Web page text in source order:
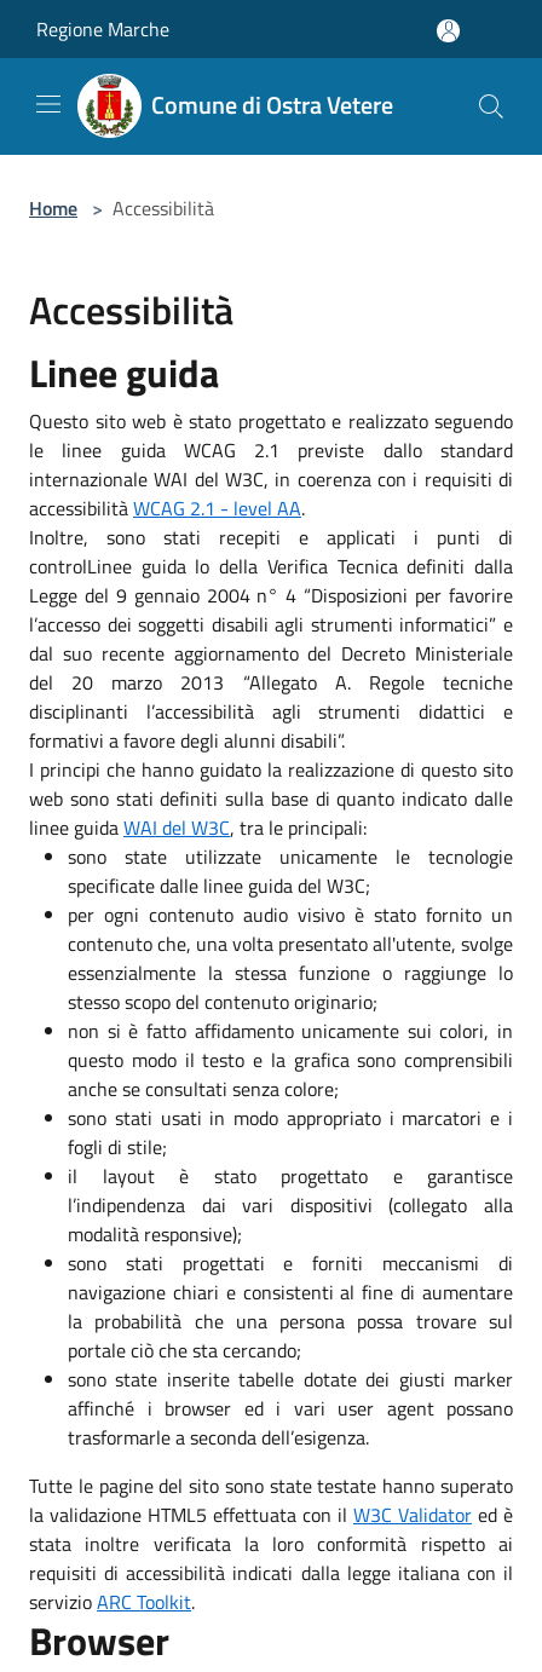
Regione Marche
Comune di Ostra Vetere
Home > Accessibilità
Accessibilità
Linee guida
Questo sito web è stato progettato e realizzato seguendo
le linee guida WCAG 2.1 previste dallo standard
internazionale WAI del W3C, in coerenza con i requisiti di
accessibilitàWCAG 2.1 - level AA.
Inoltre, sono stati recepiti e applicati i punti di
controlLinee guida lo della Verifica Tecnica definiti dalla
Legge del 9 gennaio 2004 n° 4 “Disposizioni per favorire
l’accesso dei soggetti disabili agli strumenti informatici” e
dal suo recente aggiornamento del Decreto Ministeriale
del 20 marzo 2013 “Allegato A. Regole tecniche
disciplinanti l’accessibilità agli strumenti didattici e
formativi a favore degli alunni disabili”.
I principi che hanno guidato la realizzazione di questo sito
web sono stati definiti sulla base di quanto indicato dalle
linee guidaWAI del W3C, tra le principali:
sono state utilizzate unicamente le tecnologie
specificate dalle linee guida del W3C;
per ogni contenuto audio visivo è stato fornito un
contenuto che, una volta presentato all'utente, svolge
essenzialmente la stessa funzione o raggiunge lo
stesso scopo del contenuto originario;
non si è fatto affidamento unicamente sui colori, in
questo modo il testo e la grafica sono comprensibili
anche se consultati senza colore;
sono stati usati in modo appropriato i marcatori e i
fogli di stile;
il layout è stato progettato e garantisce
l’indipendenza dai vari dispositivi (collegato alla
modalità responsive);
sono stati progettati e forniti meccanismi di
navigazione chiari e consistenti al fine di aumentare
la probabilità che una persona possa trovare sul
portale ciò che sta cercando;
sono state inserite tabelle dotate dei giusti marker
affinché i browser ed i vari user agent possano
trasformarle a seconda dell’esigenza.
Tutte le pagine del sito sono state testate hanno superato
la validazione HTML5 effettuata con il W3C Validator ed è
stata inoltre verificata la loro conformità rispetto ai
requisiti di accessibilità indicati dalla legge italiana con il
servizioARC Toolkit.
Browser